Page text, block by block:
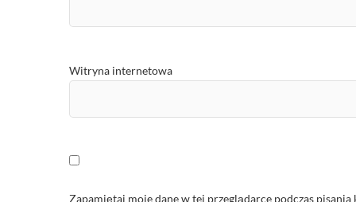
Witryna internetowa
Zapamiętaj moje dane w tej przeglądarce podczas